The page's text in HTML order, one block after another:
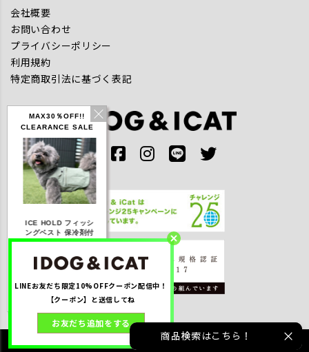
MAX30％OFF!!
CLEARANCE SALE
HOLD フィッシ
グベスト 保冷剤付
円(税込み)
詳しく見る
IDOG ICE HOLD ネ
ッククーラー 保冷剤
付
円(税込み)
詳しく見る
テックタンク 遮熱
UVカット
円(税込み)
詳しく見る
会社概要
お問い合わせ
プライバシーポリシー
利用規約
特定商取引法に基づく表記
©2021 株式会社ゼフィール All rights reserved.
LINEお友だち限定10%OFFクーポン配信中！
【クーポン】と送信してね
お友だち追加をする
商品検索はこちら！